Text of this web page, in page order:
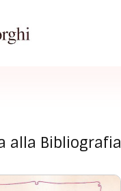
alla Bibliografia